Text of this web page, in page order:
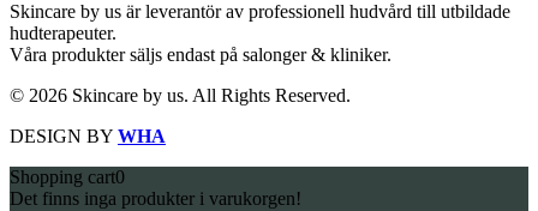
Skincare by us är leverantör av professionell hudvård till utbildade
hudterapeuter.
Våra produkter säljs endast på salonger & kliniker.
© 2026 Skincare by us. All Rights Reserved.
DESIGN BY WHA
Shopping cart0
Det finns inga produkter i varukorgen!